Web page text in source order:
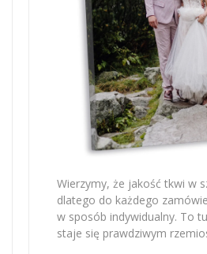
Wierzymy, że jakość tkwi w
dlatego do każdego
w sposób indywidualny. To
staje się prawdziwym